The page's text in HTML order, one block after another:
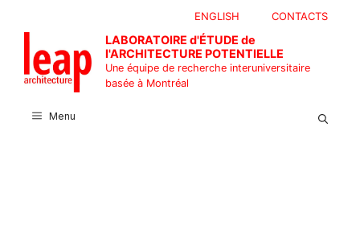
contenu
CONTACTS
ENGLISH
LABORATOIRE d'ÉTUDE de
l'ARCHITECTURE POTENTIELLE
Une équipe de recherche interuniversitaire
basée à Montréal
Menu